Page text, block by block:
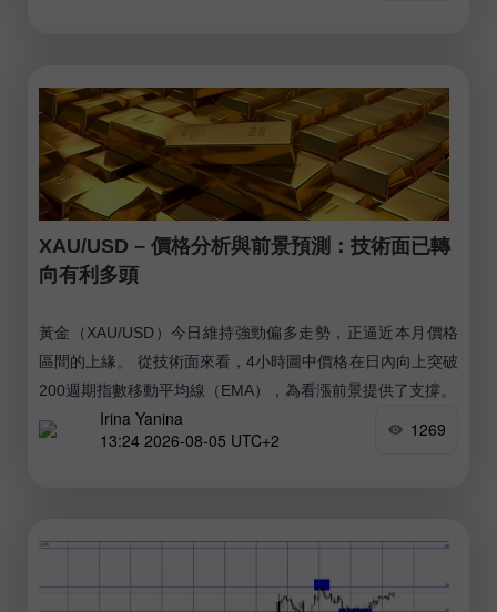
XAU/USD – 價格分析與前景預測：技術面已轉
向有利多頭
黃金（XAU/USD）今日維持強勁偏多走勢，正逼近本月價格
區間的上緣。 從技術面來看，4小時圖中價格在日內向上突破
200週期指數移動平均線（EMA），為看漲前景提供了支撐。
Irina Yanina
13:24 2026-08-05 UTC+2
1269